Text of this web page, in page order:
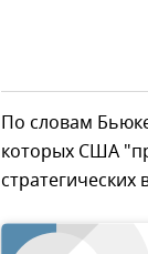
По словам
которых США